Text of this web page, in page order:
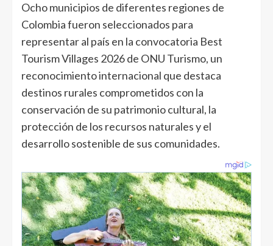
Ocho municipios de diferentes regiones de
Colombia fueron seleccionados para
representar al país en la convocatoria Best
Tourism Villages 2026 de ONU Turismo, un
reconocimiento internacional que destaca
destinos rurales comprometidos con la
conservación de su patrimonio cultural, la
protección de los recursos naturales y el
desarrollo sostenible de sus comunidades.